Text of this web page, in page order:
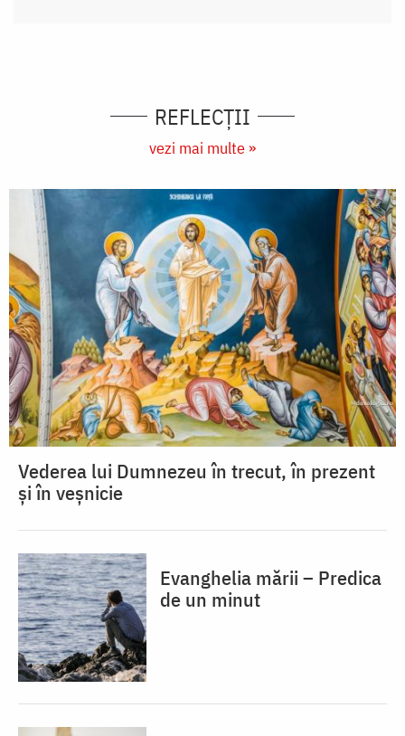
REFLECȚII
vezi mai multe »
Vederea lui Dumnezeu în trecut, în prezent
și în veșnicie
Evanghelia mării – Predica
de un minut